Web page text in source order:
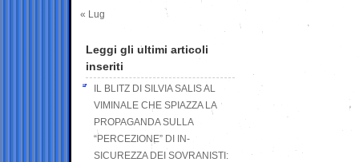
« Lug
Leggi gli ultimi articoli
inseriti
IL BLITZ DI SILVIA SALIS AL
VIMINALE CHE SPIAZZA LA
PROPAGANDA SULLA
“PERCEZIONE” DI IN-
SICUREZZA DEI SOVRANISTI: